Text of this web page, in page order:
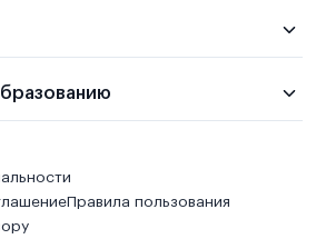
Правила пользования